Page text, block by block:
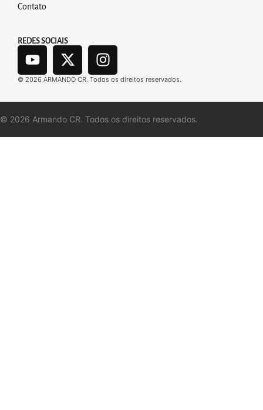
Contato
REDES SOCIAIS
© 2026 ARMANDO CR. Todos os direitos reservados.
© 2026 Armando CR. Todos os direitos reservados.